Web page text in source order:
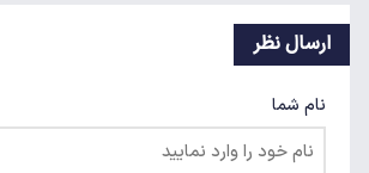
ارسال نظر
نام شما